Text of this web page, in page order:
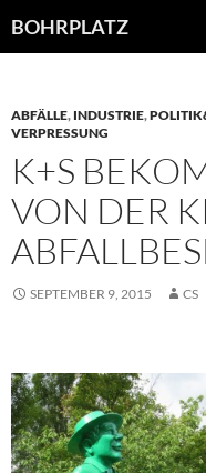
Inhalt
BOHRPLATZ
ABFÄLLE, INDUSTRIE,
VERPRESSUNG
K+S
VON DER
SEPTEMBER 9, 2015 CS